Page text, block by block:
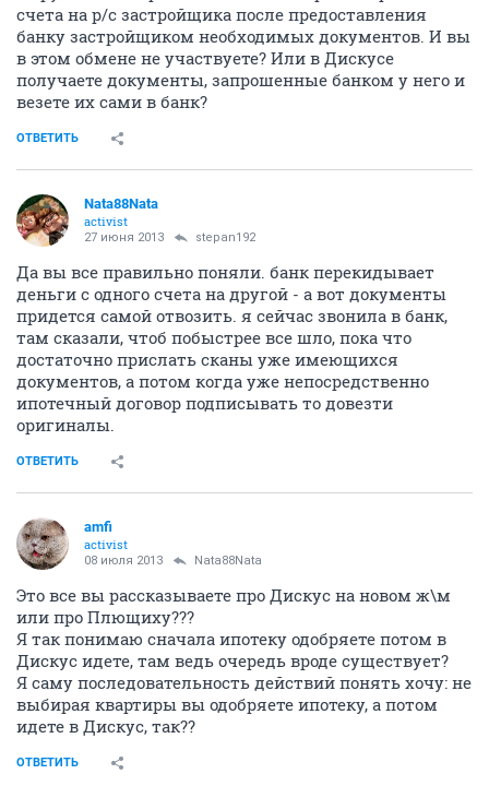
счета на р/с застройщика после предоставления
банку застройщиком необходимых документов. И вы
в этом обмене не участвуете? Или в Дискусе
получаете документы, запрошенные банком у него и
везете их сами в банк?
ОТВЕТИТЬ
Nata88Nata
activist
27 июня 2013 stepan192
Да вы все правильно поняли. банк перекидывает
деньги с одного счета на другой - а вот документы
придется самой отвозить. я сейчас звонила в банк,
там сказали, чтоб побыстрее все шло, пока что
достаточно прислать сканы уже имеющихся
документов, а потом когда уже непосредственно
ипотечный договор подписывать то довезти
оригиналы.
ОТВЕТИТЬ
amfi
activist
08 июля 2013 Nata88Nata
Это все вы рассказываете про Дискус на новом ж\м
или про Плющиху???
Я так понимаю сначала ипотеку одобряете потом в
Дискус идете, там ведь очередь вроде существует?
Я саму последовательность действий понять хочу: не
выбирая квартиры вы одобряете ипотеку, а потом
идете в Дискус, так??
ОТВЕТИТЬ